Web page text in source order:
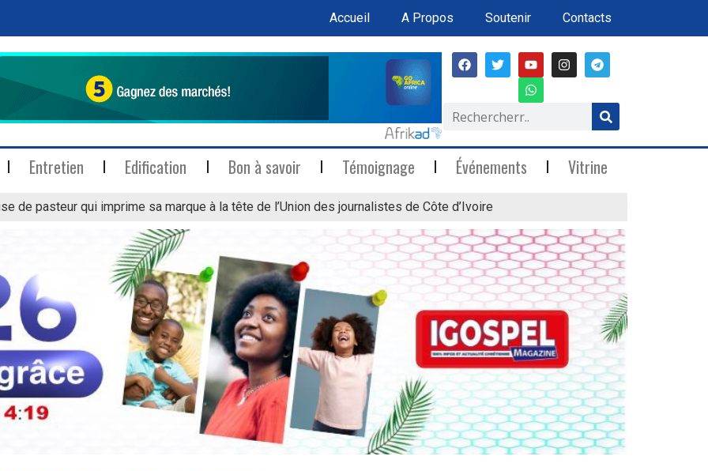
Accueil A Propos Soutenir Contacts
Entretien Edification Bon à savoir Témoignage Événements Vitrine
de pasteur qui imprime sa marque à la tête de l’Union des journalistes de Côte d’Ivoire